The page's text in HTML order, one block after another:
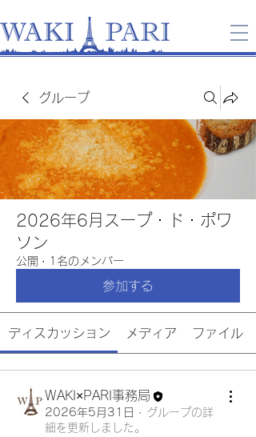
グループ
2026年6月スープ・ド・ポワ
ソン
公開 · 1名のメンバー
参加する
ディスカッション メディア ファイル
WAKI×PARI事務局
2026年5月31日 · グループの詳
細を更新しました。